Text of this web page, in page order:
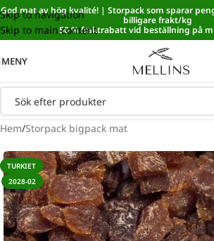
Skip to navigation
Skip to main content
Sänkt matmoms! I kassan dras
varor.
God mat av hög kvalité! | Storpack som sparar
billigare frakt/kg
50 % fraktrabatt vid beställning på
MENY
Hem/Storpack bigpack mat
TURKIET
2028-02